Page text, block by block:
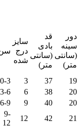
دور
سینه
(سانتی
متر)
قد
بادی
(سانتی
متر)
سایز
درج
شده
19
37
3
0-3
20
38
6
3-6
20
40
9
6-9
21
42
12
9-
12